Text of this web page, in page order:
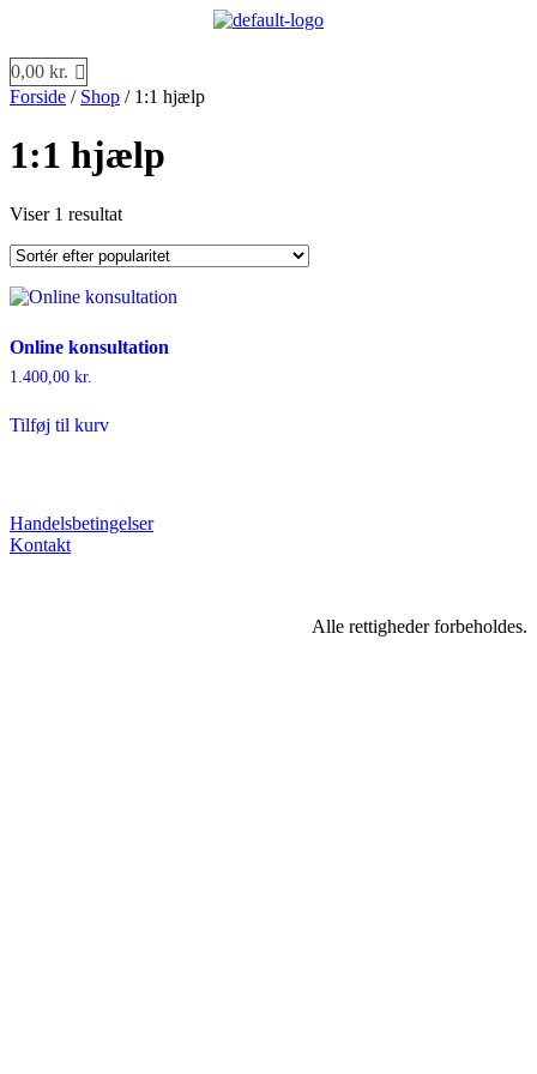
0,00 kr.
Forside / Shop / 1:1 hjælp
1:1 hjælp
Viser 1 resultat
Online konsultation
1.400,00 kr.
Tilføj til kurv
Handelsbetingelser
Kontakt
Alle rettigheder forbeholdes.